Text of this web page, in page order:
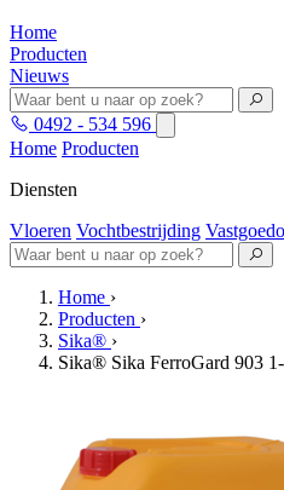
Home
Producten
Nieuws
0492 - 534 596
Home Producten
Diensten
Vloeren Vochtbestrijding
Home ›
Producten ›
Sika® ›
Sika® Sika FerroGard 903